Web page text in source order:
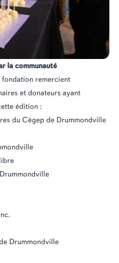
la communauté
fondation remercient
et donateurs ayant
édition :
du Cégep de Drummondville
Drummondville